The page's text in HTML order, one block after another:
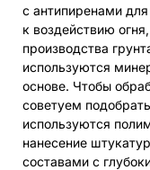
с антипиренами
к воздействию
производства
используются
основе. Чтобы
советуем
используются
нанесение
составами с